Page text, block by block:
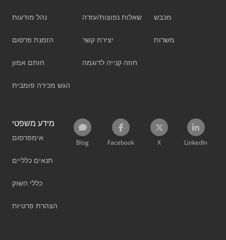
נהל מודעות
הזמנת פרסום
חותם אמון
הגש מכירה פומבית
שאלות נפוצות/עזרה
יצירת קשר
חוזה קנייה לדוגמה
מכבש
משרות
מידע משפטי
אימפרסום
תנאים כלליים
כללי השוק
הצהרת פרטיות
Blog Facebook X LinkedIn